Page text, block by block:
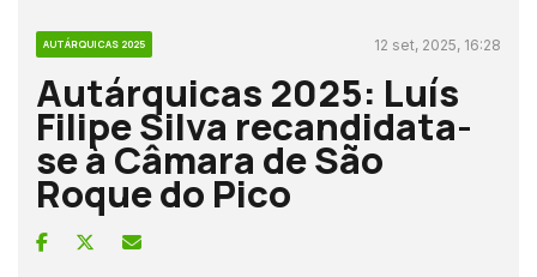
AUTÁRQUICAS 2025 12 set, 2025, 16:28
Autárquicas 2025: Luís
Filipe Silva recandidata-
se à Câmara de São
Roque do Pico